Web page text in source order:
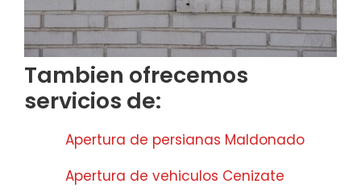
Tambien ofrecemos
servicios de:
Apertura de persianas Maldonado
Apertura de vehiculos Cenizate